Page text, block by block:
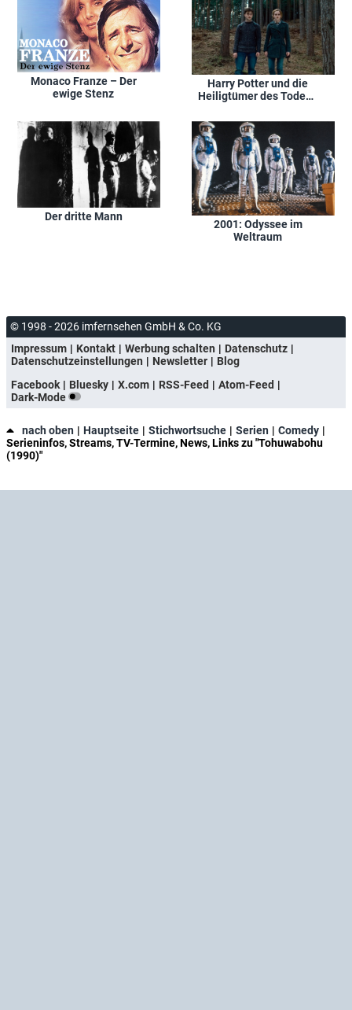
Monaco Franze – Der
ewige Stenz
Harry Potter und die
Heiligtümer des Todes -
Der dritte Mann
2001: Odyssee im
Weltraum
© 1998 - 2026 imfernsehen GmbH & Co. KG
Impressum
Kontakt Werbung schalten
Datenschutz
Datenschutzeinstellungen
Newsletter
Blog
Facebook
Bluesky X.com RSS-Feed
Atom-Feed
Dark-Mode
nach oben Hauptseite Stichwortsuche Serien
Comedy
Serieninfos, Streams, TV-Termine, News, Links zu "Tohuwabohu
(1990)"